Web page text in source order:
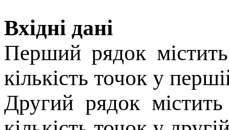
Вхідні дані
Перший рядок
кількість точок у
Другий рядок